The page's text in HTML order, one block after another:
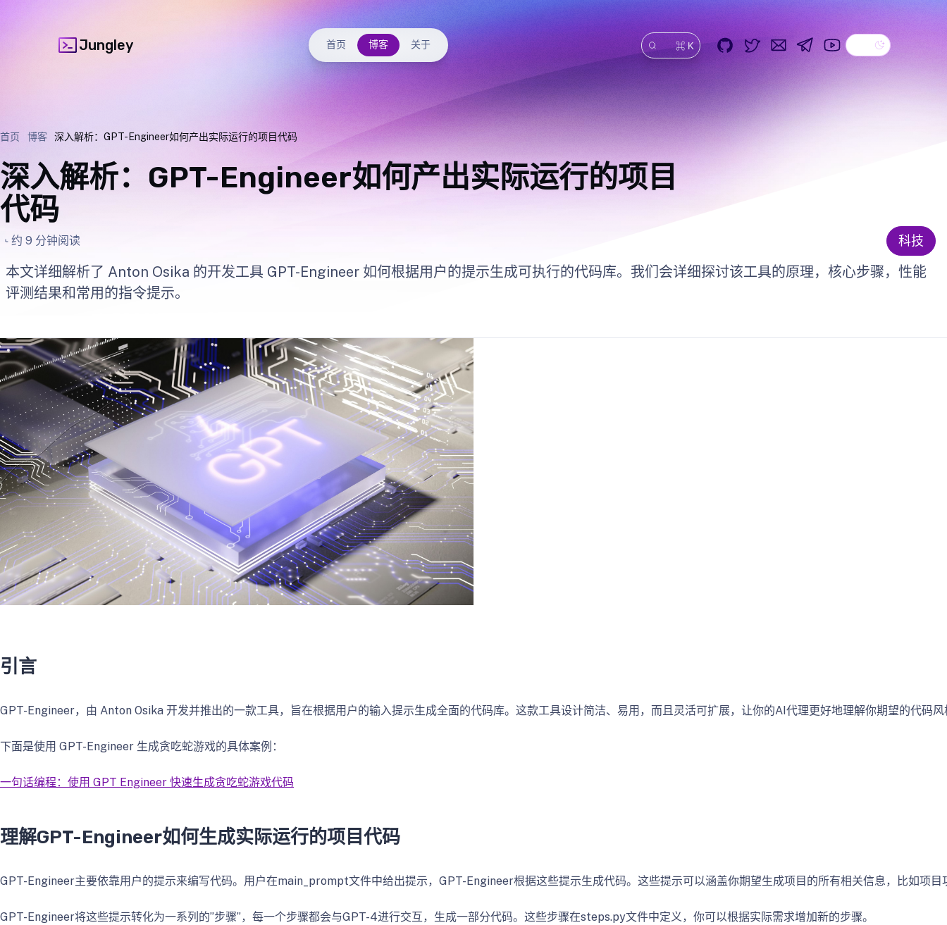
Jungley 首页 博客 关于 ⌘ K
搜索 GitHub
Twitter
EmailTelegram
YouTube
Dark theme
首页 博客 深入解析：GPT-Engineer如何产出实际运行的项目代码
深入解析：GPT-Engineer如何产出实际运行的项目
代码
约 9 分钟阅读 科技
本文详细解析了 Anton Osika 的开发工具 GPT-Engineer 如何根据用户的提示生成可执行的代码库。我们会详细探讨该工具的原理，核心步骤，性能
评测结果和常用的指令提示。
引言
GPT-Engineer，由 Anton Osika 开发并推出的一款工具，旨在根据用户的输入提示生成全面的代码库。这款工具设计简洁、易用，而且灵活可扩展，让你的AI代理更好地理解你期望的代码风
下面是使用 GPT-Engineer 生成贪吃蛇游戏的具体案例：
一句话编程：使用 GPT Engineer 快速生成贪吃蛇游戏代码
理解GPT-Engineer如何生成实际运行的项目代码
GPT-Engineer主要依靠用户的提示来编写代码。用户在main_prompt文件中给出提示，GPT-Engineer根据这些提示生成代码。这些提示可以涵盖你期望生成项目的所有相关信息，比如项目
GPT-Engineer将这些提示转化为一系列的”步骤”，每一个步骤都会与GPT-4进行交互，生成一部分代码。这些步骤在steps.py文件中定义，你可以根据实际需求增加新的步骤。